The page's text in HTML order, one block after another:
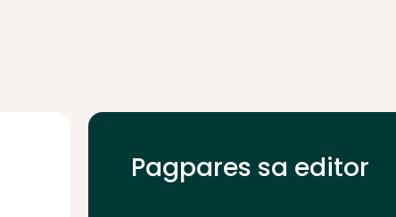
Pagpares sa editor